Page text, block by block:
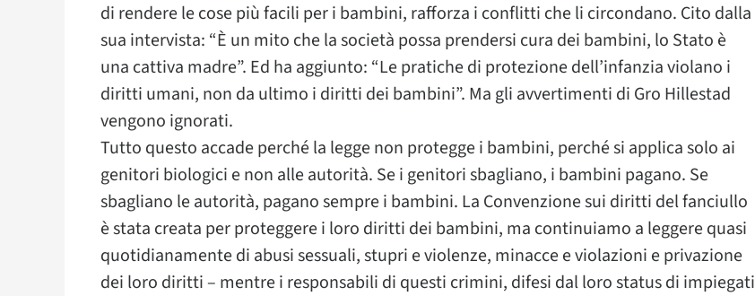
di rendere le cose più facili per i bambini, rafforza i conflitti che li circondano. Cito dalla
sua intervista: “È un mito che la società possa prendersi cura dei bambini, lo Stato è
una cattiva madre”. Ed ha aggiunto: “Le pratiche di protezione dell’infanzia violano i
diritti umani, non da ultimo i diritti dei bambini”. Ma gli avvertimenti di Gro Hillestad
vengono ignorati.
Tutto questo accade perché la legge non protegge i bambini, perché si applica solo ai
genitori biologici e non alle autorità. Se i genitori sbagliano, i bambini pagano. Se
sbagliano le autorità, pagano sempre i bambini. La Convenzione sui diritti del fanciullo
è stata creata per proteggere i loro diritti dei bambini, ma continuiamo a leggere quasi
quotidianamente di abusi sessuali, stupri e violenze, minacce e violazioni e privazione
dei loro diritti – mentre i responsabili di questi crimini, difesi dal loro status di impiegati